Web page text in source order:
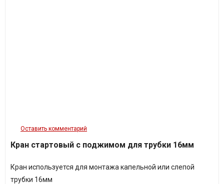
Оставить комментарий
Кран стартовый с поджимом для трубки 16мм
Кран используется для монтажа капельной или слепой
трубки 16мм